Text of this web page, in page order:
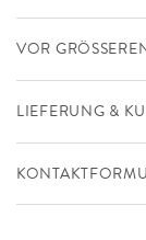
VOR
LIEFERUNG &